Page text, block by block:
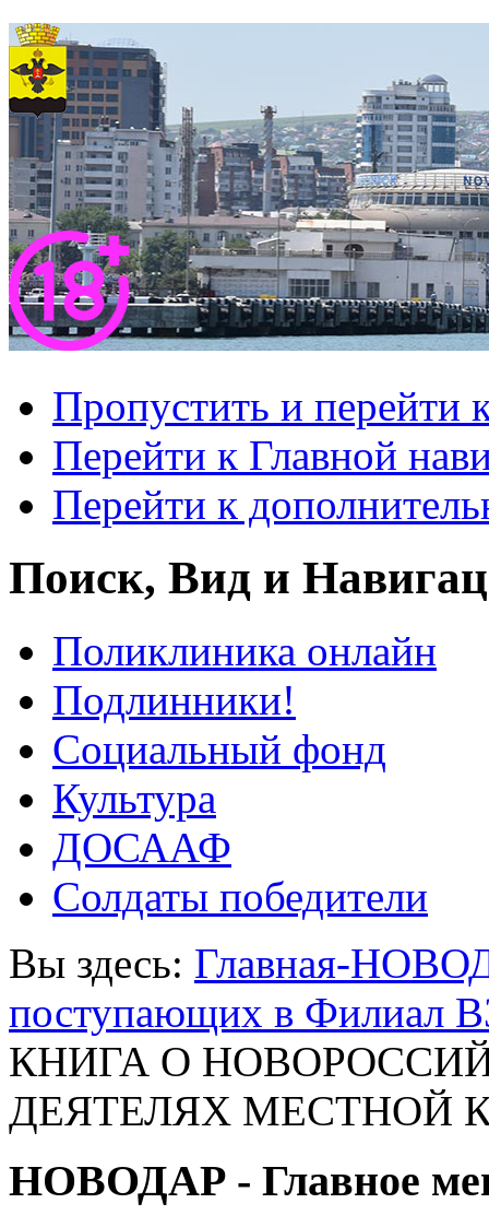
Пропустить и перейти
Перейти к Главной
Перейти к
Поиск, Вид и
Поликлиника онлайн
Подлинники!
Социальный фонд
Культура
ДОСААФ
Солдаты победители
Вы здесь: Главная-
поступающих в Филиал
КНИГА О
ДЕЯТЕЛЯХ МЕСТНОЙ
НОВОДАР - Главное